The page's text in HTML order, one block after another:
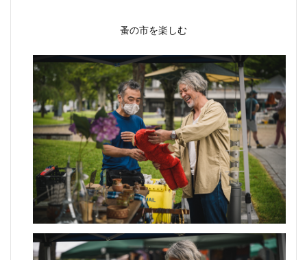
蚤の市を楽しむ